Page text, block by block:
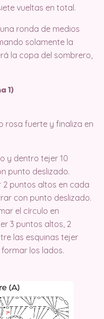
vueltas en total.
ronda de medios
solamente la
la copa del sombrero,
1)
rosa fuerte y finaliza en
y dentro tejer 10
punto deslizado.
puntos altos en cada
con punto deslizado.
el círculo en
3 puntos altos, 2
las esquinas tejer
los lados.